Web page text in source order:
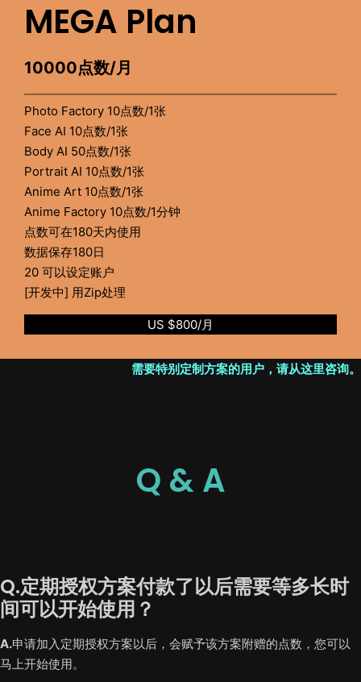
MEGA Plan
10000点数/月
Photo Factory 10点数/1张
Face AI 10点数/1张
Body AI 50点数/1张
Portrait AI 10点数/1张
Anime Art 10点数/1张
Anime Factory 10点数/1分钟
点数可在180天内使用
数据保存180日
20 可以设定账户
[开发中] 用Zip处理
US $800/月
需要特别定制方案的用户，请从这里咨询。
Q & A
Q.定期授权方案付款了以后需要等多长时
间可以开始使用？
A.申请加入定期授权方案以后，会赋予该方案附赠的点数，您可以
马上开始使用。